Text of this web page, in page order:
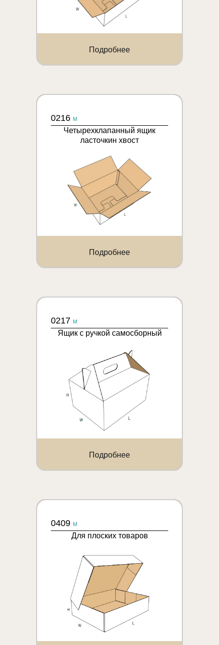
Подробнее
0216 M
Четырехклапанный ящик
ласточкин хвост
Подробнее
0217 M
Ящик с ручкой самосборный
Подробнее
0409 M
Для плоских товаров